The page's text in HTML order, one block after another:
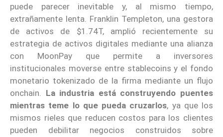
puede parecer inevitable y, al mismo tiempo,
extrañamente lenta. Franklin Templeton, una gestora
de activos de $1.74T, amplió recientemente su
estrategia de activos digitales mediante una alianza
con MoonPay que permite a inversores
institucionales moverse entre stablecoins y el fondo
monetario tokenizado de la firma mediante un flujo
onchain. La industria está construyendo puentes
mientras teme lo que pueda cruzarlos, ya que los
mismos rieles que reducen costos para los clientes
pueden debilitar negocios construidos sobre